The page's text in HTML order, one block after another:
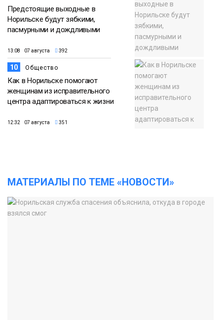
Предстоящие выходные в
Норильске будут зябкими,
пасмурными и дождливыми
13:08 07 августа 392
10 Общество
Как в Норильске помогают
женщинам из исправительного
центра адаптироваться к жизни
12:32 07 августа 351
МАТЕРИАЛЫ ПО ТЕМЕ «НОВОСТИ»